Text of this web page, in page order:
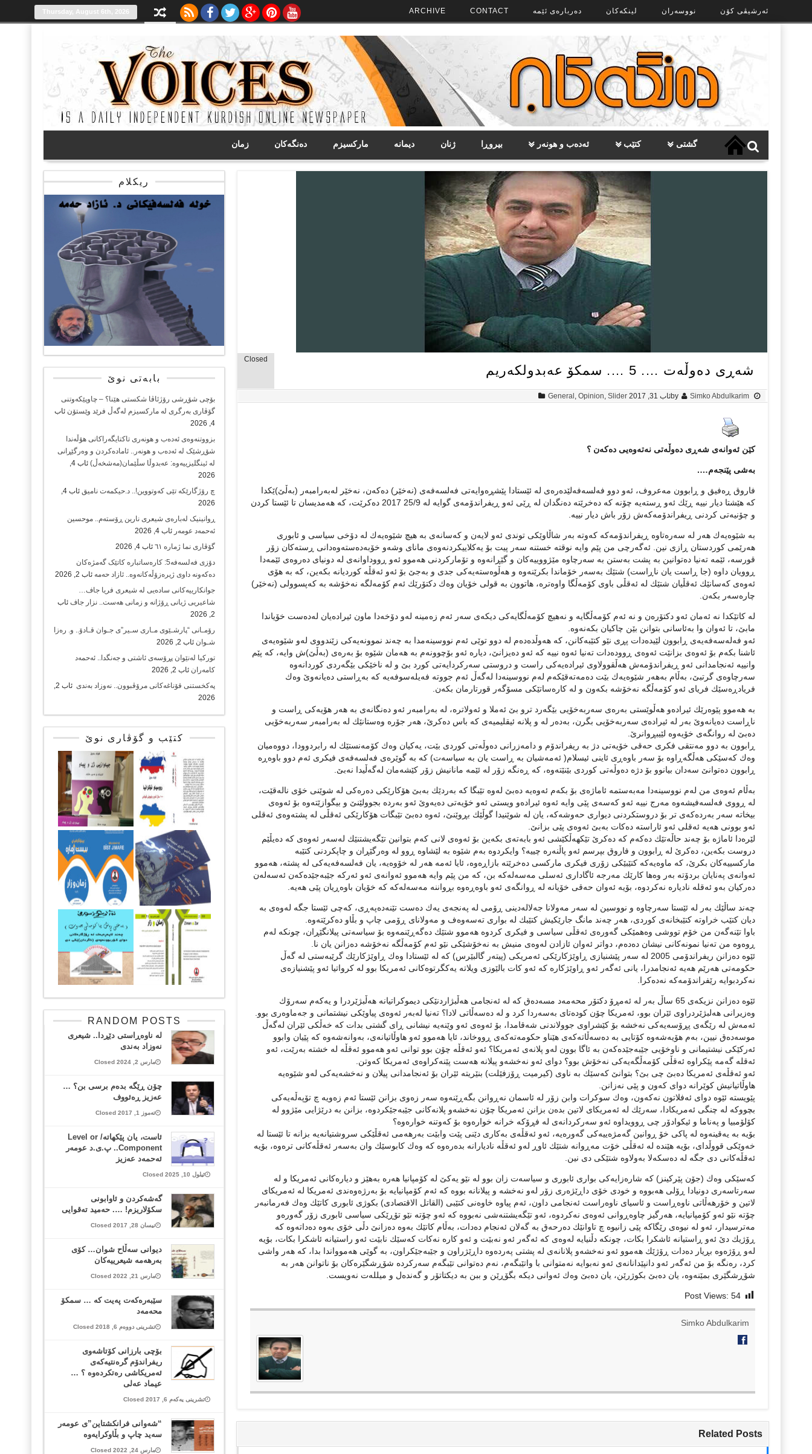
ئەرشیڤی کۆن نووسەران لینکەکان دەربارەی ئێمە CONTACT
ARCHIVE
Thursday, August 6th, 2026
گشتی کتێب ئەدەب و هونەر بیروڕا ژنان دیمانە مارکسیزم دەنگەکان زمان
شه‌ڕی ده‌وڵه‌ت …. 5 …. سمكۆ عه‌بدولكه‌ریم
Closed
by Simko Abdulkarim ئاب 31, 2017 General , Opinion, Slider
كێن ئه‌وانه‌ی شه‌ڕی ده‌وڵه‌تی نه‌ته‌وه‌یی ده‌كه‌ن ؟
به‌شی پێنجه‌م….
فاروق ڕه‌فیق و ڕابوون مه‌عروف، ئه‌و دوو فه‌لسه‌فه‌لێده‌ره‌ی له‌ ئێستادا پێشڕه‌وایه‌تی فه‌لسه‌فه‌ی (نه‌خێر) ده‌كه‌ن، نه‌خێر له‌به‌رامبه‌ر (به‌ڵێ‌)ێكدا
كه‌ هێشتا دیار نییه‌ ڕێك ئه‌و ڕسته‌یه‌ چۆنه‌ كه‌ ده‌خرێته‌ دەنگدان له‌ ڕێی ئه‌و ڕیفراندۆمه‌ی گوایه‌ له‌ 25/9 2017 ده‌كرێت، كه‌ هه‌مدیسان تا ئێستا كردن
و چۆنیه‌تی كردنی ڕیفراندۆمه‌كه‌ش زۆر باش دیار نییه‌.
به‌ شێوه‌یه‌ك هه‌ر له‌ سه‌ره‌تاوه‌ ڕیفراندۆمه‌كه‌ كه‌وته‌ به‌ر شاڵاوێكی توندی ئه‌و لایه‌ن و كه‌سانه‌ی به‌ هیچ شێوه‌یه‌ك له‌ دۆخی سیاسی و ئابوری
هه‌رێمی كوردستان ڕازی نین. ئه‌گه‌رچی من پێم وایه‌ نوقته‌ خستنه‌ سه‌ر پیت بۆ یه‌كلاییكردنه‌وه‌ی مانای وشه‌و خۆبه‌ده‌سته‌وه‌دانی ڕسته‌كان زۆر
قورسه‌، ئێمه‌ ته‌نیا ده‌توانین به‌ پشت به‌ستن به‌ سه‌رچاوه‌ مێژووییه‌كان و گێڕانه‌وه‌ و تۆماركردنی هه‌موو ئه‌و ڕووداوانه‌ی له‌ دونیای ده‌روه‌ی ئێمه‌دا
ڕوویان داوه‌ (جا ڕاست یان ناڕاست) شتێك به‌سه‌ر خۆماندا بكرێنه‌وه‌ و هه‌ڵوه‌سته‌یه‌كی جدی و به‌جێ‌ بۆ ئه‌و ئه‌قڵه‌ كوردیانه‌ بكه‌ین، كه‌ به‌ هۆی
ئه‌وه‌ی كه‌سانێك ئه‌قڵیان شتێك له‌ ئه‌قڵی باوی كۆمه‌ڵگا واوه‌تره‌، هاتوون به‌ قولی خۆیان وه‌ك دكتۆرێك ئه‌م كۆمه‌لگه‌ نه‌خۆشه‌ به‌ كه‌پسوولی (نه‌خێر)
چاره‌سه‌ر بكه‌ن.
له‌ كاتێكدا نه‌ ئه‌مان ئه‌و دكتۆره‌ن و نه‌ ئه‌م كۆمه‌ڵگایه‌ و نه‌هیچ كۆمه‌ڵگایه‌كی دیكه‌ی سه‌ر ئه‌م زه‌مینه‌ له‌و دۆخه‌دا ماون ئیراده‌یان له‌ده‌ست خۆیاندا
مابێ‌، تا ئه‌وان وا به‌ئاسانی بتوانن بێن چاكیان بكه‌نه‌وه‌.
ئه‌و فه‌له‌سه‌فه‌یه‌ی ڕابوون لێیده‌دات پڕی نێو كتێبه‌كانن، كه‌ هه‌وڵده‌ده‌م له‌ دوو توێی ئه‌م نووسینه‌مدا به‌ چه‌ند نموونه‌یه‌كی زێندووی له‌و شێوه‌یه‌ی
ئاشنا بكه‌م بۆ ئه‌وه‌ی بزانێت ئه‌وه‌ی ڕووده‌دات ته‌نیا ئه‌وه‌ نییه‌ كه‌ ئه‌و ده‌یزانێ‌، دیاره‌ ئه‌و بۆچوونه‌م به‌ هه‌مان شێوه‌ بۆ به‌ره‌ی (به‌ڵێ‌)ش وایه‌، كه‌ پێم
وانییه‌ ئه‌نجامدانی ئه‌و ڕیفراندۆمه‌ش هه‌ڵقوولاوی ئیراده‌یه‌كی راست و دروستی سه‌ركردایه‌تی كورد بێ‌ و له‌ ناخێكی بێگه‌ردی كوردانه‌وه‌
سه‌رچاوه‌ی گرتبێ، به‌ڵام به‌هه‌ر شێوه‌یه‌ك بێت ده‌مه‌ته‌قێكه‌م له‌م نووسینه‌دا له‌گه‌ڵ ئه‌م جووته‌ فه‌یله‌سوفه‌یه‌ كه‌ به‌ڕاستی ده‌یانه‌وێ‌ وه‌ك
فریادڕه‌سێك فریای ئه‌و كۆمه‌ڵگه‌ نه‌خۆشه‌ بكه‌ون و له‌ كاره‌ساتێكی مسۆگه‌ر قورتارمان بكه‌ن.
به‌ هه‌موو پێوه‌رێك ئیراده‌و هه‌ڵوێستی به‌ره‌ی سه‌ربه‌خۆیی بێگه‌رد ترو بێ‌ ئه‌ملا و ئه‌ولاتره‌، له‌ به‌رامبه‌ر ئه‌و ده‌نگانه‌ی به‌ هه‌ر هۆیه‌كی ڕاست و
ناڕاست ده‌یانه‌وێ‌ به‌ر له‌ ئیراده‌ی سه‌ربه‌خۆیی بگرن، به‌ده‌ر له‌ و پلانه‌ ئیقلیمیه‌ی كه‌ باس ده‌كرێ‌، هه‌ر جۆره‌ وه‌ستانێك له‌ به‌رامبه‌ر سه‌ربه‌خۆیی
ده‌بێ‌ له‌ روانگه‌ی خۆیه‌وه‌ لێیبڕوانرێ‌.
ڕابوون به‌ دوو مه‌نتقی فكری حه‌قی خۆیه‌تی دژ به‌ ریفراندۆم و دامه‌زرانی ده‌وڵه‌تی كوردی بێت، یه‌كیان وه‌ك كۆمه‌نستێك له‌ رابردوودا، دووه‌میان
وه‌ك كه‌سێكی هه‌ڵگه‌ڕاوه‌ بۆ سه‌ر باوه‌ڕی ئاینی ئیسلام( ئه‌مه‌شیان به‌ ڕاست یان به‌ سیاسه‌ت) كه‌ به‌ گوێره‌ی فه‌لسه‌فه‌ی فیكری ئه‌م دوو باوه‌ڕه‌
ڕابوون ده‌توانێ‌ سه‌دان بیانوو بۆ دژه‌ ده‌وڵه‌تی كوردی بێنێته‌وه‌، كه‌ ڕه‌نگه‌ زۆر له‌ ئێمه‌ مانانیش زۆر كێشه‌مان له‌گه‌ڵیدا نه‌بێ‌.
به‌ڵام ئه‌وه‌ی من له‌م نووسینه‌دا مه‌به‌ستمه‌ ئاماژه‌ی بۆ بكه‌م ئه‌وه‌یه‌ ده‌بێ‌ له‌وه‌ تێبگا كه‌ به‌ردێك به‌بێ‌ هۆكارێكی ده‌ره‌كی له‌ شوێنی خۆی ناله‌قێت،
له‌ ڕووی فه‌لسه‌فیشه‌وه‌ مه‌رج نییه‌ ئه‌و كه‌سه‌ی پێی وایه‌ ئه‌وه‌ ئیراده‌و ویستی ئه‌و خۆیه‌تی ده‌یه‌وێ‌ ئه‌و به‌رده‌ بجوولێنێ‌ و بیگوازێته‌وه‌ بۆ ئه‌وه‌ی
بیخاته‌ سه‌ر به‌رده‌كه‌ی تر بۆ دروستكردنی دیواری حه‌وشه‌كه‌، یان له‌ شوێنیدا گوڵێك بڕوێنێ‌، ئه‌وه‌ ده‌بێ‌ تێبگات هۆكارێكی ئه‌قڵی له‌ پشته‌وه‌ی ئه‌قلی
ئه‌و بوونی هه‌یه‌ ئه‌قلی ئه‌و ئاراسته‌ ده‌كات به‌بێ‌ ئه‌وه‌ی پێی بزانێ‌.
لێره‌دا ئاماژه‌ بۆ چه‌ند حاڵه‌تێك ده‌كه‌م كه‌ ده‌كرێ‌ تێكهه‌ڵكێشی ئه‌و بابه‌ته‌ی بكه‌ین بۆ ئه‌وه‌ی لانی كه‌م بتوانین تێگه‌یشتنێك له‌سه‌ر ئه‌وه‌ی كه‌ ده‌یڵێم
دروست بكه‌ین، ده‌كرێ‌ له‌ ڕابوون و فاروق بپرسم ئه‌و پاڵنه‌ره‌ چییه‌؟ وایكردوه‌ به‌م شێوه‌ به‌ لێشاوه‌ ڕوو له‌ وه‌رگێڕان و چاپكردنی كتێبه‌
ماركسییه‌كان بكرێ‌، كه‌ ماوه‌یه‌كه‌ كتێبێكی زۆری فیكری ماركسی ده‌خرێته‌ بازاڕه‌وه‌، ئایا ئه‌مه‌ هه‌ر له‌ خۆوه‌یه‌، یان فه‌لسه‌فه‌یه‌كی له‌ پشته‌، هه‌موو
ئه‌وانه‌ی په‌نایان بردۆته‌ به‌ر وه‌ها كارێك مه‌رجه‌ ئاگاداری ئه‌سلی مه‌سه‌له‌كه‌ بن، كه‌ من پێم وایه‌ هه‌موو ئه‌وانه‌ی ئه‌و ئه‌ركه‌ جێبه‌جێده‌كه‌ن ئه‌سه‌له‌ن
ده‌ركیان به‌و ئه‌قله‌ نادیاره‌ نه‌كردوه‌، بۆیه‌ ئه‌وان حه‌قی خۆیانه‌ له‌ ڕوانگه‌ی ئه‌و باوه‌ڕه‌وه‌ بڕواننه‌ مه‌سه‌له‌كه‌ كه‌ خۆیان باوه‌ڕیان پێی هه‌یه‌.
چه‌ند ساڵێك به‌ر له‌ ئێستا سه‌رچاوه‌ و نووسین له‌ سه‌ر مه‌ولانا جه‌لاله‌دینی ڕۆمی له‌ په‌نجه‌ی یه‌ك ده‌ست تێنه‌ده‌په‌ڕی، كه‌چی ئێستا جگه‌ له‌وه‌ی به‌
دیان كتێب خراوته‌ كتێبخانه‌ی كوردی، هه‌ر چه‌ند مانگ جارێكیش كتێبك له‌ بواری ته‌سه‌وه‌ف و مه‌ولانای ڕۆمی چاپ و بڵاو ده‌كرێته‌وه‌.
باوا تێنه‌گه‌ن من خۆم تووشی وه‌همێكی گه‌وره‌ی ئه‌قڵی سیاسی و فیكری كردوه‌ هه‌موو شتێك ده‌گه‌ڕێنمه‌وه‌ بۆ سیاسه‌تی پیلانگێڕان، چونكه‌ له‌م
ڕوه‌وه‌ من ته‌نیا نمونه‌كانی نیشان ده‌ده‌م، دواتر ئه‌وان ئازادن له‌وه‌ی منیش به‌ نه‌خۆشێكی نێو ئه‌م كۆمه‌ڵگه‌ نه‌خۆشه‌ ده‌زانن یان نا.
ئێوه‌ ده‌زانن ریفراندۆمی 2005 له‌ سه‌ر پێشنیازی ڕاوێژكارێكی ئه‌مریكی (پیته‌ر گالبێرس) كه‌ له‌ ئێستادا وه‌ك ڕاوێژكارێك گرێبه‌ستی له‌ گه‌ڵ
حكومه‌تی هه‌رێم هه‌یه‌ ئه‌نجامدرا، یانی ئه‌گه‌ر ئه‌و ڕاوێژكاره‌ كه‌ ئه‌و كات بالێوزی ویلاته‌ یه‌كگرتوه‌كانی ئه‌مریكا بوو له‌ كرواتیا ئه‌و پێشنیازه‌ی
نه‌كردبوایه‌ رێفراندۆمه‌كه‌ نه‌ده‌كرا.
ئێوه‌ ده‌زانن نزیكه‌ی 65 ساڵ به‌ر له‌ ئه‌مڕۆ دكتۆر محه‌مه‌د مسه‌ده‌ق كه‌ له‌ ئه‌نجامی هه‌ڵبژاردنێكی دیموكراتیانه‌ هه‌ڵبژێردرا و یه‌كه‌م سه‌رۆك
وه‌زیرانی هه‌لبژێردراوی ئێران بوو، ئه‌مریكا چۆن كوده‌تای به‌سه‌ردا كرد و له‌ ده‌سه‌ڵاتی لادا؟ ته‌نیا له‌به‌ر ئه‌وه‌ی پیاوێكی نیشتمانی و جه‌ماوه‌ری بوو.
ئه‌مه‌ش له‌ رێگه‌ی پڕۆسه‌یه‌كی نه‌خشه‌ بۆ كێشراوی جوولاندنی شه‌قامدا، بۆ ئه‌وه‌ی ئه‌و وێنه‌یه‌ نیشانی ڕای گشتی بدات كه‌ خه‌ڵكی ئێران له‌گه‌ڵ
موسه‌ده‌ق نیین، به‌م هۆیه‌شه‌وه‌ كۆتایی به‌ ده‌سه‌ڵاته‌كه‌ی هێناو حكومه‌ته‌كه‌ی ڕووخاند، ئایا هه‌موو ئه‌و هاوڵاتیانه‌ی، به‌وانه‌شه‌وه‌ كه‌ پێیان وابوو
ئه‌ركێكی نیشتیمانی و ناوخۆیی جێبه‌جێده‌كه‌ن به‌ ئاگا بوون له‌و پلانه‌ی ئه‌مریكا؟ ئه‌و ئه‌قڵه‌ چۆن بوو توانی ئه‌و هه‌موو ئه‌قڵه‌ له‌ خشته‌ به‌رێت، ئه‌و
ئه‌قله‌ گه‌مه‌ پێكراوه‌ ئه‌قڵی كۆمه‌ڵگه‌یه‌كی نه‌خۆش بوو؟ دوای ئه‌و نه‌خشه‌و پیلانه‌ هه‌ست پێنه‌كراوه‌ی ئه‌مریكا كه‌وتن.
ئه‌و ئه‌قڵه‌ی ئه‌مریكا ده‌بێ‌ چی بێ‌؟ بتوانێ‌ كه‌سێك به‌ ناوی (كیرمیت ڕۆزفێلت) بنێریته‌ ئێران بۆ ئه‌نجامدانی پیلان و نه‌خشه‌یه‌كی له‌و شێوه‌یه‌
هاوڵاتیانیش كوێرانه‌ دوای كه‌ون و پێی نه‌زانن.
پێویسته‌ ئێوه‌ دوای ئه‌فلاتون نه‌كه‌ون، وه‌ك سوكرات وابن زۆر له‌ ئاسمان نه‌ڕوانن بگه‌ڕێنه‌وه‌ سه‌ر زه‌وی بزانن ئێستا ئه‌م زه‌ویه‌ چ تۆپه‌ڵه‌یه‌كی
بچووكه‌ له‌ چنگی ئه‌مریكادا، سه‌رێك له‌ ئه‌مریكای لاتین بده‌ن بزانن ئه‌مریكا چۆن نه‌خشه‌و پلانه‌كانی جێبه‌جێكردوه‌، بزانن به‌ درێژایی مێژوو له‌
كۆلۆمبیا و په‌ناما و ئیكوادۆر چی ڕوویداوه‌ ئه‌و سه‌ركردانه‌ی له‌ فڕۆكه‌ خرانه‌ خواره‌وه‌ بۆ كه‌وتنه‌ خواره‌وه‌؟
بۆیه‌ به‌ یه‌قینه‌وه‌ له‌ پاكی خۆ ڕوانین گه‌مژه‌ییه‌كی گه‌وره‌یه‌، ئه‌و ئه‌قڵه‌ی به‌كاری دێنی پێت وابێت به‌رهه‌می ئه‌قڵێكی سروشتیانه‌یه‌ بزانه‌ تا ئێستا له‌
خه‌وێكی قووڵدای، بۆیه‌ هێنده‌ له‌ ئه‌قڵی خۆت مه‌ڕوانه‌ شتێك ئاوڕ له‌و ئه‌قڵه‌ نادیارانه‌ بده‌ره‌وه‌ كه‌ وه‌ك كابوسێك وان به‌سه‌ر ئه‌قڵه‌كانی تره‌وه‌، بۆیه‌
ئه‌قڵه‌كانی دی جگه‌ له‌ ده‌سكه‌لا به‌ولاوه‌ شتێكی دی نین.
كه‌سێكی وه‌ك (جۆن پێركینز) كه‌ شاره‌زایه‌كی بواری ئابوری و سیاسه‌ت زان بوو له‌ نێو یه‌كێ‌ له‌ كۆمپانیا هه‌ره‌ به‌هێز و دیاره‌كانی ئه‌مریكا و له‌
سه‌رتاسه‌ری دونیادا ڕۆلی هه‌بووه‌ و خودی خۆی داڕێژه‌ری زۆر له‌و نه‌خشه‌ و پیلانانه‌ بووه‌ كه‌ ئه‌م كۆمپانیایه‌ بۆ به‌رژه‌وه‌ندی ئه‌مریكا له‌ ئه‌مریكای
لاتین و خۆرهه‌ڵاتی ناوه‌ڕاست و ئاسیای ناوه‌راست ئه‌نجامی داون، ئه‌م پیاوه‌ خاوه‌نی كتێبی (القاتل الاقتصادی) بكوژی ئابوری كاتێك وه‌ك فه‌رمانبه‌ر
چۆته‌ نێو ئه‌و كۆمپانیایه‌، هه‌رگیز چاوه‌ڕوانی ئه‌وه‌ی نه‌كردوه‌، ئه‌و تێگه‌یشتنه‌شی نه‌بووه‌ كه‌ ئه‌و چۆته‌ نێو تۆڕێكی سیاسی ئابوری زۆر گه‌وره‌و
مه‌ترسیدار، ئه‌و له‌ نیوه‌ی رێگاكه‌ پێی زانیوه‌ چ تاوانێك ده‌رحه‌ق به‌ گه‌لان ئه‌نجام ده‌دات، به‌ڵام كاتێك به‌وه‌ ده‌زانێ‌ دڵی خۆی به‌وه‌ ده‌داته‌وه‌ كه‌
ڕۆژیك دێ‌ ئه‌و ڕاستیانه‌ ئاشكرا بكات، چونكه‌ دڵنیایه‌ له‌وه‌ی كه‌ ئه‌گه‌ر ئه‌و نه‌بێت و ئه‌و كاره‌ نه‌كات كه‌سێك نابێت ئه‌و راستیانه‌ ئاشكرا بكات، بۆیه‌
له‌و ڕۆژه‌وه‌ بڕیار ده‌دات ڕۆژێك هه‌موو ئه‌و نه‌خشه‌و پلانانه‌ی له‌ پشتی په‌رده‌وه‌ داڕێژراون و جێبه‌جێكراون، به‌ گوێی هه‌موواندا بدا، كه‌ هه‌ر واشی
كرد، ره‌نگه‌ بۆ من ئه‌گه‌ر ئه‌و دانپێدانانه‌ی ئه‌و نه‌بوایه‌ نه‌متوانی با واتێبگه‌م، نه‌م ده‌توانی تێبگه‌م سه‌ركرده‌ شۆڕشگێره‌كان بۆ ناتوانن هه‌ر به‌
شۆڕشگێری بمێنه‌وه‌، یان ده‌بێ‌ بكوژرێن، یان ده‌بێ‌ وه‌ك ئه‌وانی دیكه‌ بگۆڕێن و ببن به‌ دیكتاتۆر و گه‌نده‌ل و میلله‌ت نه‌ویست.
Post Views: 54
Simko Abdulkarim
Related Posts
ریکلام
بابەتی نوێ
بۆچی شۆڕشی رۆژئاڤا شکستی هێنا؟ – چاوپێکەوتنی
گۆڤاری بەرگری لە مارکسیزم لەگەڵ فرێد وێستۆن ئاب
4, 2026
بزووتنەوەی ئەدەب و هونەری تاکتایگەراکانی هۆڵەندا
شۆڕشێک لە ئەدەب و هونەر.. ئامادەکردن و وەرگێڕانی
لە ئینگلیزییەوە: عەبدوڵا سڵێمان(مەشخەڵ)
ئاب 4,
2026
چ رۆژگارێکە تێی کەوتووین!.. د.حیکمەت نامیق
ئاب 4,
2026
ڕوانینیک لەبارەى شیعرى نارین ڕۆستەم.. موحسین
ئەحمەد عومەر ئاب 4, 2026
گۆڤاری نما ژمارە ٦١
ئاب 4, 2026
دۆزی فەلسەفە5: کارەساتبارە کاتێک گەمژەکان
دەکەونە داوی ژیرەزۆڵەکانەوە.. ئازاد حەمە ئاب 2, 2026
جوانکارییەکانی سادەیی لە شیعری فریا جاف…
شاعیریی ژیانی ڕۆژانە و زمانی هەست.. نزار جاف ئاب
2, 2026
رۆمـانی “پارشـێوی مـاری سـیر”ی جـوان قـادۆ.. و. رەزا
شـوان ئاب 2, 2026
تورکیا لەنێوان پڕۆسەی ئاشتی و جەنگدا.. ئەحمەد
کامەران ئاب 2, 2026
پەکخستنی قۆناغەکانی مرۆڤبوون.. نەوزاد بەندی
ئاب 2,
2026
کتێب و گۆڤاری نوێ
RANDOM POSTS
لە ناوەڕاستی دێڕدا.. شیعری
نەوزاد بەندی
مارس 2, 2024 Closed
چۆن ڕێگه‌ بده‌م برسی بن؟ …
عه‌زیز ڕه‌ئووف
تەموز 1, 2017 Closed
ئاست، یان پێکهاتە/ Level or
Component.. پ.ی.د عومەر
ئەحمەد عەزیز
ئیلول 10, 2025 Closed
گەشەکردن و ئاوابونی
سکۆلاریزم! …. حەمید تەقوایی
نیسان 28, 2017 Closed
دیوانی سەڵاح شوان… کۆی
بەرهەمە شیعرییەکان
مارس 21, 2022 Closed
سێبه‌ره‌كه‌ت په‌یت كه‌ … سمكۆ
محه‌مه‌د
تشرینی دووەم 6, 2018 Closed
بۆچی بارزانی كۆتاشه‌وی
ریفراندۆم گره‌نتیه‌كه‌ی
ئه‌مریكاشی ره‌تكرده‌وه ؟ …
عیماد عه‌لی
تشرینی یەکەم 6, 2017 Closed
“شەوانی فرانکشتاین”ی عومەر
سەید چاپ و بڵاوکرایەوە
مارس 24, 2022 Closed